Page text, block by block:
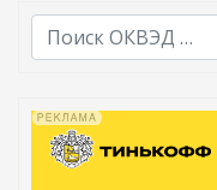
В списке